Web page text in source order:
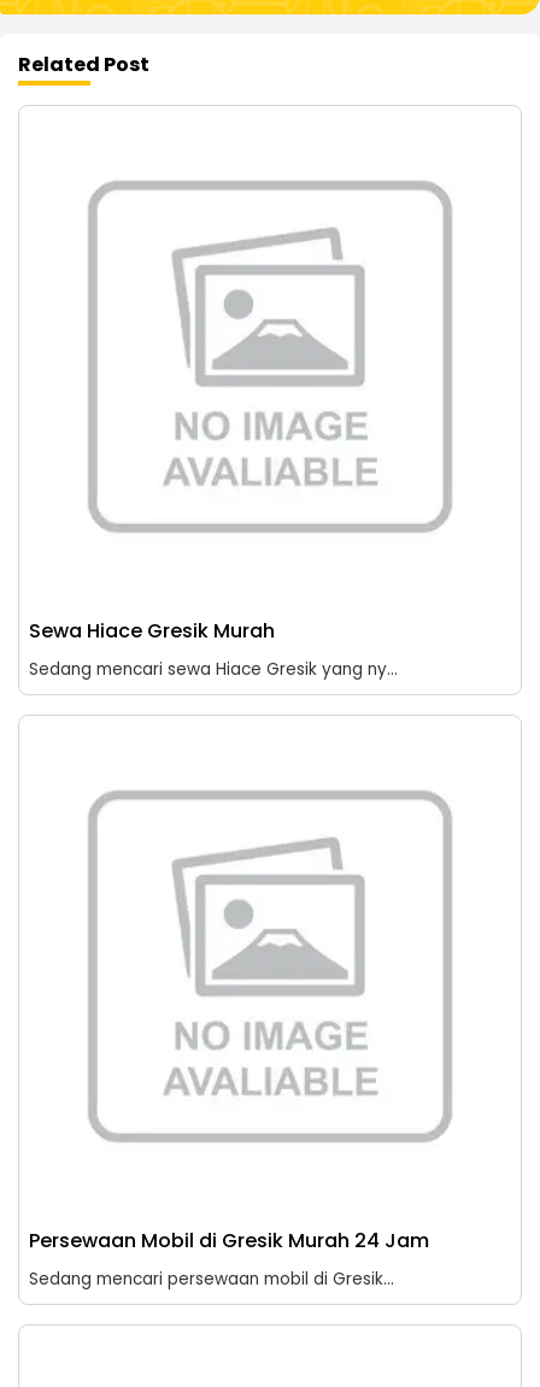
Related Post
Sewa Hiace Gresik Murah
Sedang mencari sewa Hiace Gresik yang ny...
Persewaan Mobil di Gresik Murah 24 Jam
Sedang mencari persewaan mobil di Gresik...